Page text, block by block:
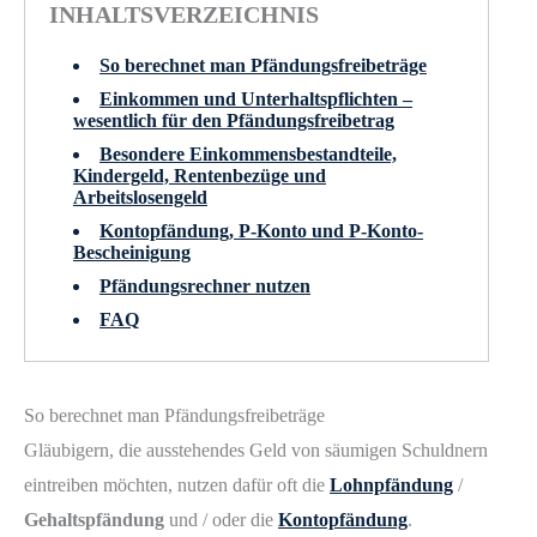
INHALTSVERZEICHNIS
So berechnet man Pfändungsfreibeträge
Einkommen und Unterhaltspflichten –
wesentlich für den Pfändungsfreibetrag
Besondere Einkommensbestandteile,
Kindergeld, Rentenbezüge und
Arbeitslosengeld
Kontopfändung, P-Konto und P-Konto-
Bescheinigung
Pfändungsrechner nutzen
FAQ
So berechnet man Pfändungsfreibeträge
Gläubigern, die ausstehendes Geld von säumigen Schuldnern
eintreiben möchten, nutzen dafür oft die Lohnpfändung /
Gehaltspfändung und / oder die Kontopfändung.